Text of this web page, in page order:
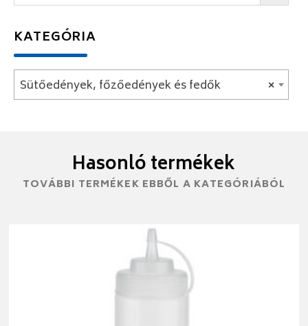
KATEGÓRIA
×
Sütőedények, főzőedények és fedők
Hasonló termékek
TOVÁBBI TERMÉKEK EBBŐL A KATEGÓRIÁBÓL